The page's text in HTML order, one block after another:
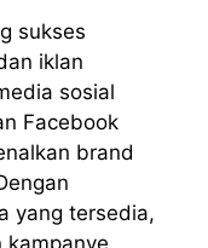
sukses
iklan
sosial
Facebook
brand
yang tersedia,